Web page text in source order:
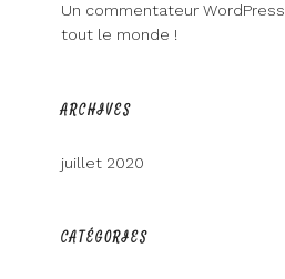
Un commentateur WordPress
tout le monde !
ARCHIVES
juillet 2020
CATÉGORIES